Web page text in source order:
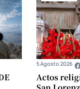
Actos
5 Agosto 2026